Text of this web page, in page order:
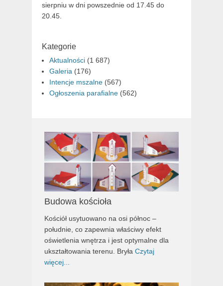
sierpniu w dni powszednie od 17.45 do
20.45.
Kategorie
Aktualności (1 687)
Galeria (176)
Intencje mszalne (567)
Ogłoszenia parafialne (562)
Budowa kościoła
Kościół usytuowano na osi północ –
południe, co zapewnia właściwy efekt
oświetlenia wnętrza i jest optymalne dla
ukształtowania terenu. Bryła Czytaj
więcej...